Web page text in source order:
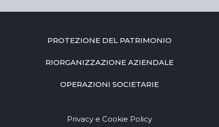
PROTEZIONE DEL PATRIMONIO
RIORGANIZZAZIONE AZIENDALE
OPERAZIONI SOCIETARIE
Privacy e Cookie Policy